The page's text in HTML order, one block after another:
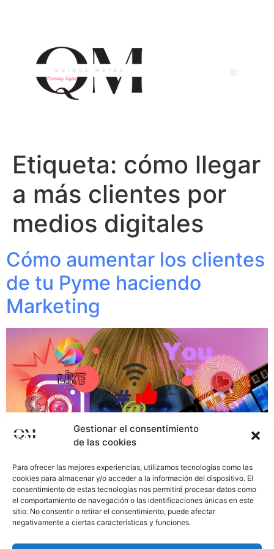
Gestionar el consentimiento
de las cookies
Para ofrecer las mejores experiencias, utilizamos tecnologías como las
cookies para almacenar y/o acceder a la información del dispositivo. El
consentimiento de estas tecnologías nos permitirá procesar datos como
el comportamiento de navegación o las identificaciones únicas en este
sitio. No consentir o retirar el consentimiento, puede afectar
negativamente a ciertas características y funciones.
Etiqueta: cómo llegar
a más clientes por
medios digitales
Cómo aumentar los clientes
de tu Pyme haciendo
Marketing
¿Tienes una Pyme? ¿Quieres saber cómo aumentar los
clientes de tu Pyme haciendo Marketing Digital?
¿Necesitas aumentar la facturación de tu Pyme? El